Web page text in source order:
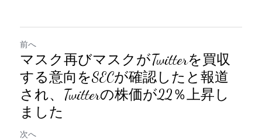
前へ
マスク再びマスクがTwitterを買収
する意向をSECが確認したと報道
され、Twitterの株価が22％上昇し
ました
次へ